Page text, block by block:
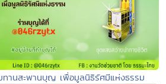
านสะพานบุญ เพื่อมูลนิธิรัศมีแห่งธรรม